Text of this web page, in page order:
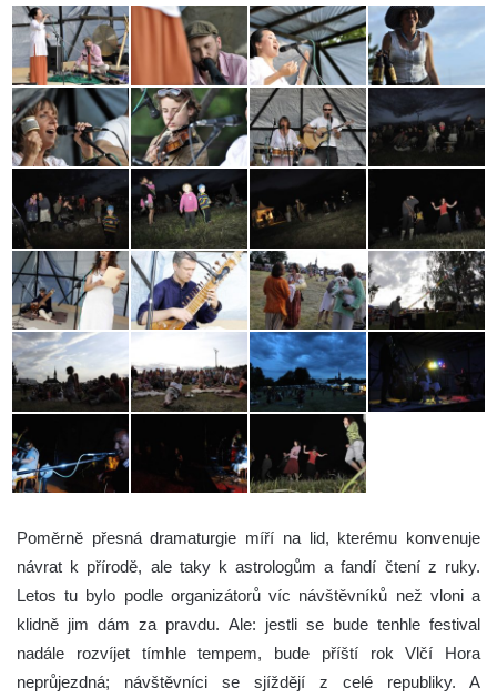
Poměrně přesná dramaturgie míří na lid, kterému konvenuje
návrat k přírodě, ale taky k astrologům a fandí čtení z ruky.
Letos tu bylo podle organizátorů víc návštěvníků než vloni a
klidně jim dám za pravdu. Ale: jestli se bude tenhle festival
nadále rozvíjet tímhle tempem, bude příští rok Vlčí Hora
neprůjezdná; návštěvníci se sjíždějí z celé republiky. A